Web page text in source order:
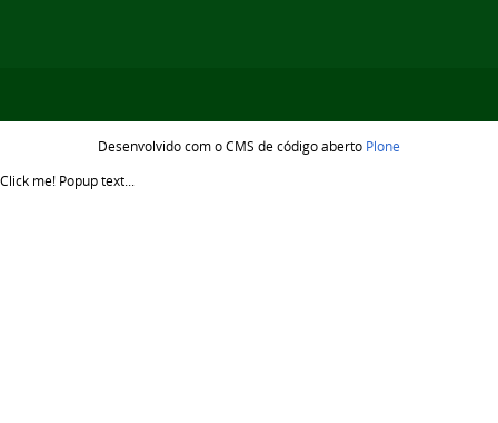
Desenvolvido com o CMS de código aberto Plone
Click me! Popup text...